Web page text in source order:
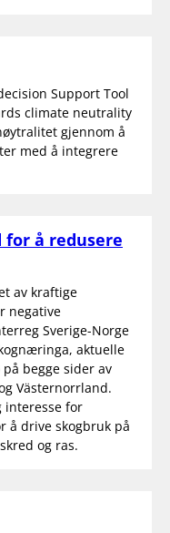
Support Tool
climate neutrality
gjennom å
med å integrere
for å redusere
av kraftige
negative
Sverige-Norge
aktuelle
begge sider av
Västernorrland.
interesse for
å drive skogbruk på
og ras.